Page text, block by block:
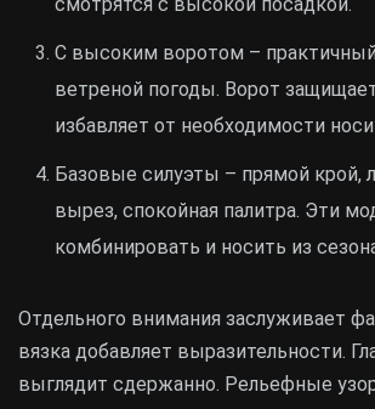
смотрятся с высокой посадкой.
С высоким воротом –
ветреной погоды. Ворот
избавляет от необходимости
Базовые силуэты – прямой крой,
вырез, спокойная палитра. Эти
комбинировать и носить из
Отдельного внимания заслуживает
вязка добавляет выразительности.
выглядит сдержанно. Рельефные